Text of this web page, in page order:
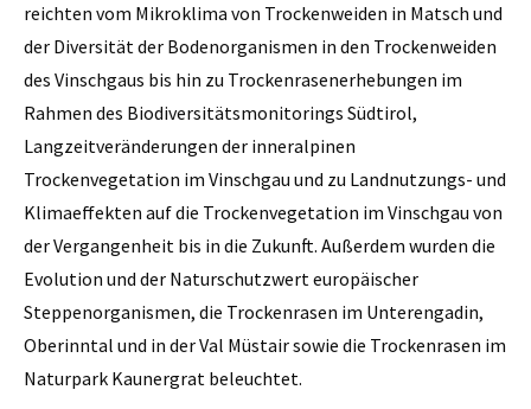
reichten vom Mikroklima von Trockenweiden in Matsch und
der Diversität der Bodenorganismen in den Trockenweiden
des Vinschgaus bis hin zu Trockenrasenerhebungen im
Rahmen des Biodiversitätsmonitorings Südtirol,
Langzeitveränderungen der inneralpinen
Trockenvegetation im Vinschgau und zu Landnutzungs- und
Klimaeffekten auf die Trockenvegetation im Vinschgau von
der Vergangenheit bis in die Zukunft. Außerdem wurden die
Evolution und der Naturschutzwert europäischer
Steppenorganismen, die Trockenrasen im Unterengadin,
Oberinntal und in der Val Müstair sowie die Trockenrasen im
Naturpark Kaunergrat beleuchtet.